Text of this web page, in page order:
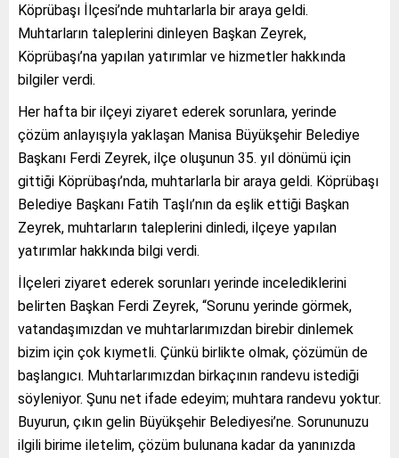
Köprübaşı İlçesi’nde muhtarlarla bir araya geldi.
Muhtarların taleplerini dinleyen Başkan Zeyrek,
Köprübaşı’na yapılan yatırımlar ve hizmetler hakkında
bilgiler verdi.
Her hafta bir ilçeyi ziyaret ederek sorunlara, yerinde
çözüm anlayışıyla yaklaşan Manisa Büyükşehir Belediye
Başkanı Ferdi Zeyrek, ilçe oluşunun 35. yıl dönümü için
gittiği Köprübaşı’nda, muhtarlarla bir araya geldi. Köprübaşı
Belediye Başkanı Fatih Taşlı’nın da eşlik ettiği Başkan
Zeyrek, muhtarların taleplerini dinledi, ilçeye yapılan
yatırımlar hakkında bilgi verdi.
İlçeleri ziyaret ederek sorunları yerinde incelediklerini
belirten Başkan Ferdi Zeyrek, “Sorunu yerinde görmek,
vatandaşımızdan ve muhtarlarımızdan birebir dinlemek
bizim için çok kıymetli. Çünkü birlikte olmak, çözümün de
başlangıcı. Muhtarlarımızdan birkaçının randevu istediği
söyleniyor. Şunu net ifade edeyim; muhtara randevu yoktur.
Buyurun, çıkın gelin Büyükşehir Belediyesi’ne. Sorununuzu
ilgili birime iletelim, çözüm bulunana kadar da yanınızda